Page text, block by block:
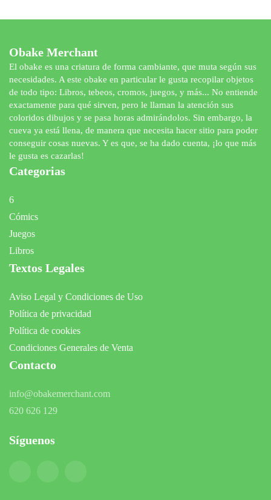
Obake Merchant
El obake es una criatura de forma cambiante, que muta según sus
necesidades. A este obake en particular le gusta recopilar objetos
de todo tipo: Libros, tebeos, cromos, juegos, y más... No entiende
exactamente para qué sirven, pero le llaman la atención sus
coloridos dibujos y se pasa horas admirándolos. Sin embargo, la
cueva ya está llena, de manera que necesita hacer sitio para poder
conseguir cosas nuevas. Y es que, se ha dado cuenta, ¡lo que más
le gusta es cazarlas!
Categorias
6
Cómics
Juegos
Libros
Textos Legales
Aviso Legal y Condiciones de Uso
Política de privacidad
Política de cookies
Condiciones Generales de Venta
Contacto
info@obakemerchant.com
620 626 129
Síguenos